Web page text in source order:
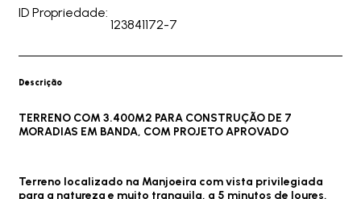
ID Propriedade:
123841172-7
Descrição
TERRENO COM 3.400M2 PARA CONSTRUÇÃO DE 7
MORADIAS EM BANDA, COM PROJETO APROVADO
Terreno localizado na Manjoeira com vista privilegiada
para a natureza e muito tranquila, a 5 minutos de loures,